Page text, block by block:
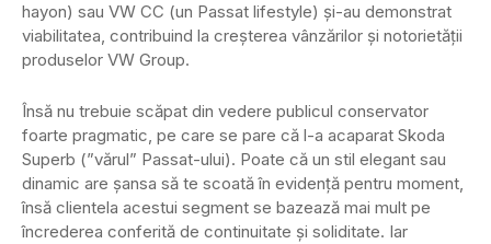
hayon) sau VW CC (un Passat lifestyle) și-au demonstrat
viabilitatea, contribuind la creșterea vânzărilor și notorietății
produselor VW Group.
Însă nu trebuie scăpat din vedere publicul conservator
foarte pragmatic, pe care se pare că l-a acaparat Skoda
Superb (”vărul” Passat-ului). Poate că un stil elegant sau
dinamic are șansa să te scoată în evidență pentru moment,
însă clientela acestui segment se bazează mai mult pe
încrederea conferită de continuitate și soliditate. Iar